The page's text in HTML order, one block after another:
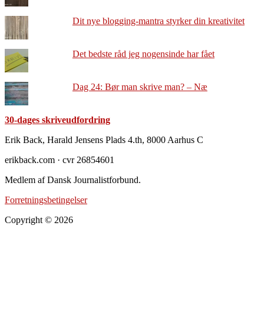
Dit nye blogging-mantra styrker din kreativitet
Det bedste råd jeg nogensinde har fået
Dag 24: Bør man skrive man? – Næ
30-dages skriveudfordring
Footer
Erik Back, Harald Jensens Plads 4.th, 8000 Aarhus C
erikback.com · cvr 26854601
Medlem af Dansk Journalistforbund.
Forretningsbetingelser
Copyright © 2026